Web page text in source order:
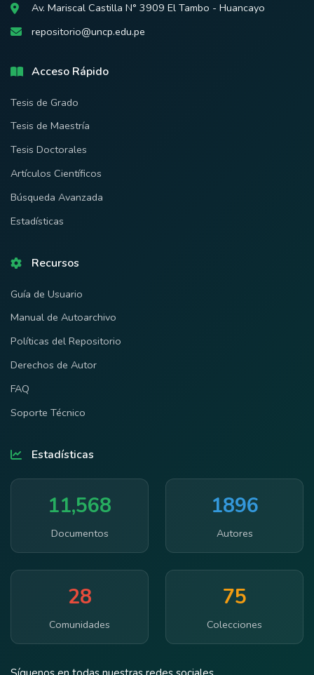
Av. Mariscal Castilla N° 3909 El Tambo - Huancayo
repositorio@uncp.edu.pe
Acceso Rápido
Tesis de Grado
Tesis de Maestría
Tesis Doctorales
Artículos Científicos
Búsqueda Avanzada
Estadísticas
Recursos
Guía de Usuario
Manual de Autoarchivo
Políticas del Repositorio
Derechos de Autor
FAQ
Soporte Técnico
Estadísticas
11,568
Documentos
1896
Autores
28
Comunidades
75
Colecciones